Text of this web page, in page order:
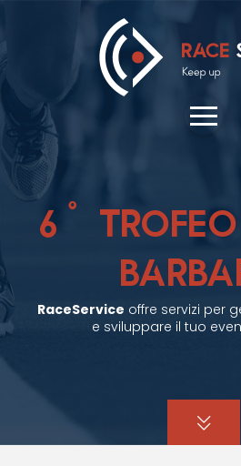
6°
RaceService offre servizi per
e sviluppare il tuo